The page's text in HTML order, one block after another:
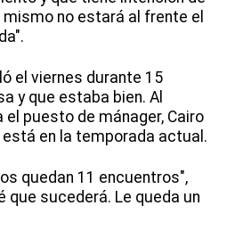
mismo no estará al frente el
el viernes durante 15
y que estaba bien. Al
puesto de mánager, Cairo
en la temporada actual.
quedan 11 encuentros",
que sucederá. Le queda un